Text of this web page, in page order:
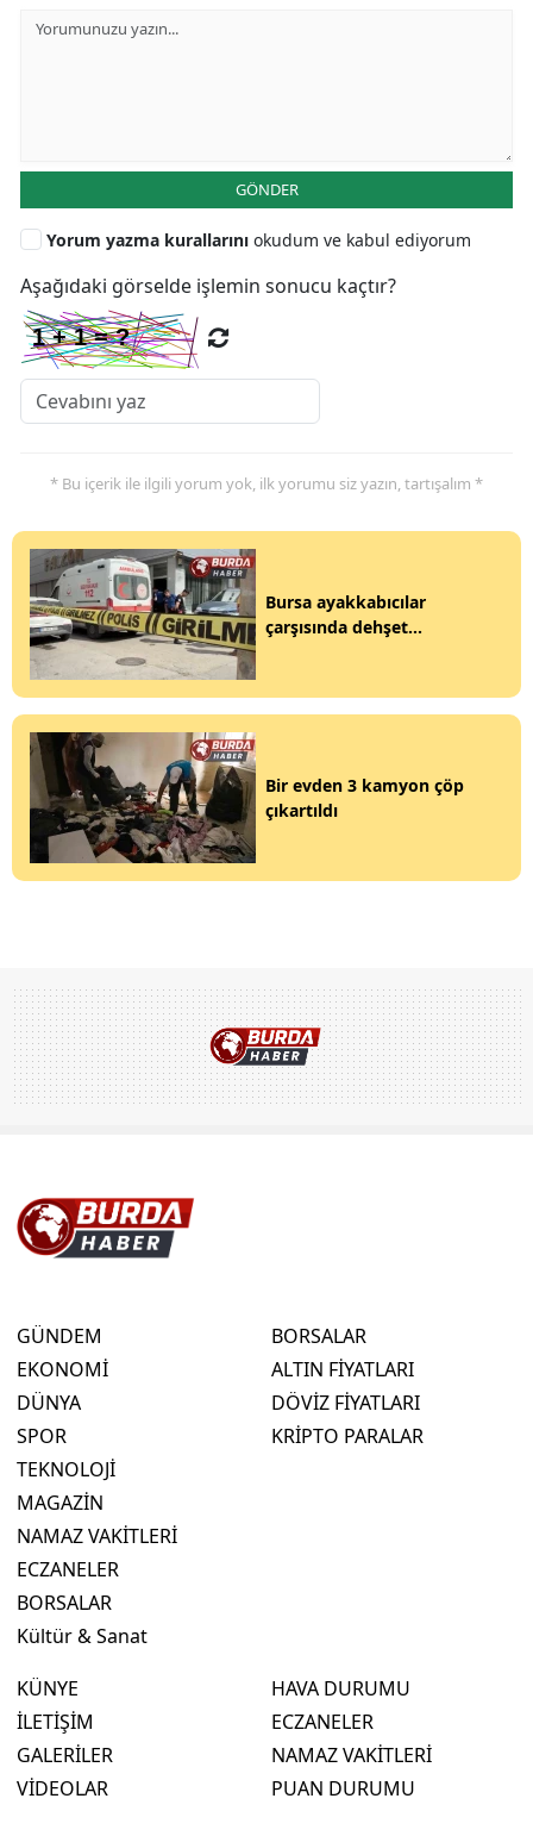
GÖNDER
Yorum yazma kurallarını okudum ve kabul ediyorum
Aşağıdaki görselde işlemin sonucu kaçtır?
* Bu içerik ile ilgili yorum yok, ilk yorumu siz yazın, tartışalım *
Bursa ayakkabıcılar
çarşısında dehşet...
Bir evden 3 kamyon çöp
çıkartıldı
GÜNDEM
EKONOMİ
DÜNYA
SPOR
TEKNOLOJİ
MAGAZİN
NAMAZ VAKİTLERİ
ECZANELER
BORSALAR
Kültür & Sanat
BORSALAR
ALTIN FİYATLARI
DÖVİZ FİYATLARI
KRİPTO PARALAR
KÜNYE
İLETİŞİM
GALERİLER
VİDEOLAR
HAVA DURUMU
ECZANELER
NAMAZ VAKİTLERİ
PUAN DURUMU